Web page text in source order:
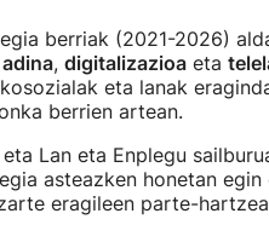
berriak (2021-2026)
adina, digitalizazioaeta
eta lanak
berrien artean.
Lan eta Enplegu
asteazken honetan egin
eragileen parte-